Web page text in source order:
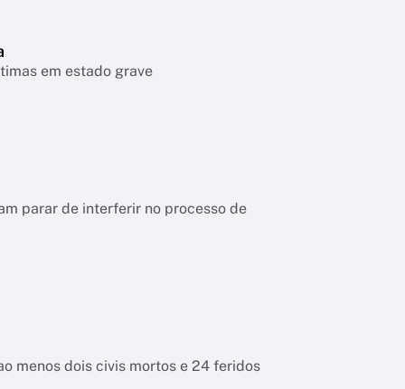
em estado grave
parar de interferir no processo de
menos dois civis mortos e 24 feridos